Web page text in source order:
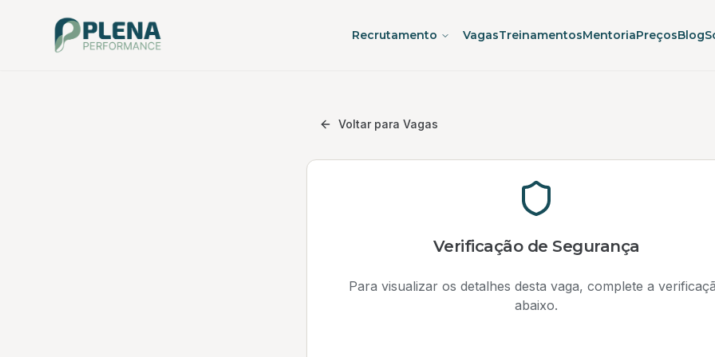
Recrutamento VagasTreinamentosMentoriaPreçosBlog
Voltar para Vagas
Verificação de Segurança
Para visualizar os detalhes desta vaga, complete a
abaixo.